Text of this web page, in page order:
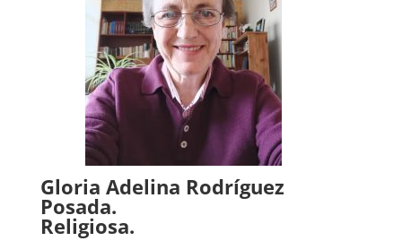
Gloria Adelina Rodríguez
Posada.
Religiosa.